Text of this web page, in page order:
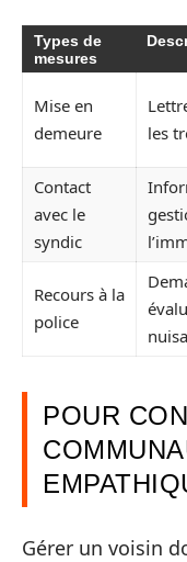
Types de
mesures
Mise en
demeure
les
Contact
avec le
syndic
Recours à la
police
POUR
Gérer un voisin